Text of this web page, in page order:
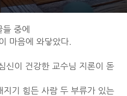
중에
마음에 와닿았다.
신이 건강한 교수님 지론이 돋
지기 힘든 사람 두 부류가 있는